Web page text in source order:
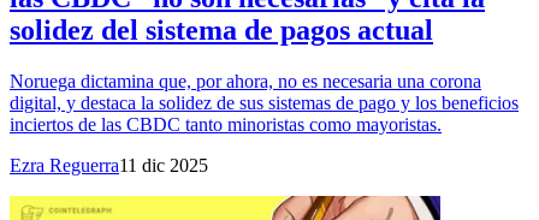
solidez del sistema de pagos actual
Noruega dictamina que, por ahora, no es necesaria una corona
digital, y destaca la solidez de sus sistemas de pago y los beneficios
inciertos de las CBDC tanto minoristas como mayoristas.
Ezra Reguerra11 dic 2025